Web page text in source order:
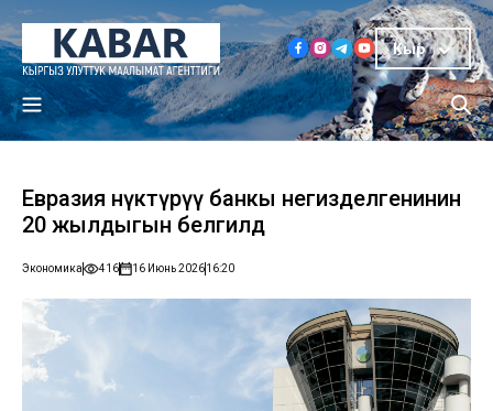
Кыр
Евразия өнүктүрүү банкы негизделгенинин
20 жылдыгын белгилөөдө
Экономика 416 16 Июнь 202616:20